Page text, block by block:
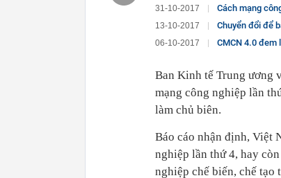
31-10-2017 Cách mạng
13-10-2017 Chuyển đổi để
06-10-2017 CMCN 4.0 đem
Ban Kinh tế Trung ương
mạng công nghiệp lần
làm chủ biên.
Báo cáo nhận định, Việt
nghiệp lần thứ 4, hay
nghiệp chế biến, chế